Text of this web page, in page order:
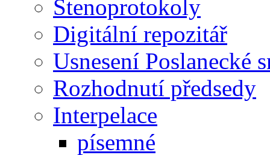
Stenoprotokoly
Digitální repozitář
Usnesení Poslanecké
Rozhodnutí předsedy
Interpelace
písemné